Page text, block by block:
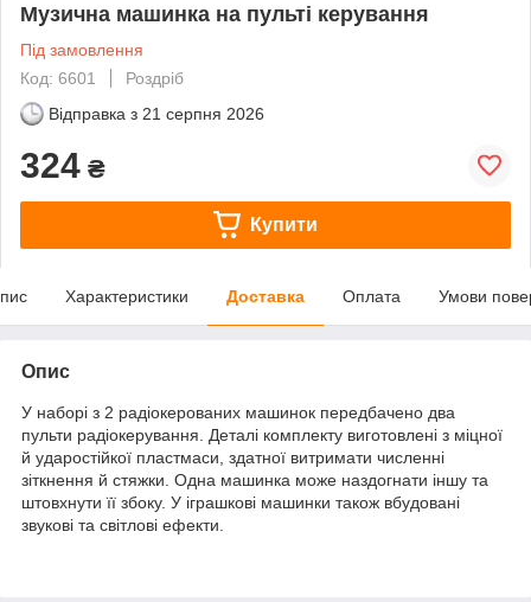
Музична машинка на пульті керування
Під замовлення
Код: 6601
Роздріб
Відправка з 21 серпня 2026
324 ₴
Купити
Характеристики Доставка Оплата Умови
Опис
У наборі з 2 радіокерованих машинок передбачено два
пульти радіокерування. Деталі комплекту виготовлені з міцної
й ударостійкої пластмаси, здатної витримати численні
зіткнення й стяжки. Одна машинка може наздогнати іншу та
штовхнути її збоку. У іграшкові машинки також вбудовані
звукові та світлові ефекти.